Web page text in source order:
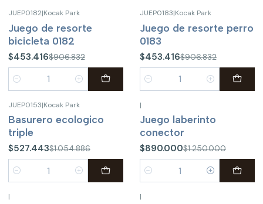
OFF
JUEP0182|Kocak Park
Juego de resorte
bicicleta 0182
$453.416$906.832
Cantidad
OFF
JUEP0183|Kocak Park
Juego de resorte perro
0183
$453.416$906.832
Cantidad
-50% OFF
JUEP0153|Kocak Park
Basurero ecologico
triple
$527.443$1.054.886
Cantidad
|
Juego laberinto
conector
$890.000$1.250.000
Cantidad
| |